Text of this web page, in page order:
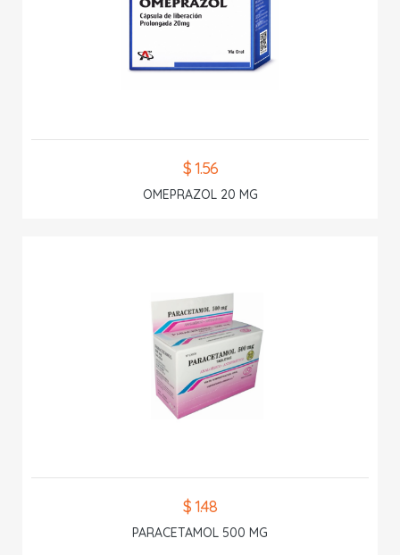
$ 1.56
OMEPRAZOL 20 MG
$ 1.48
PARACETAMOL 500 MG